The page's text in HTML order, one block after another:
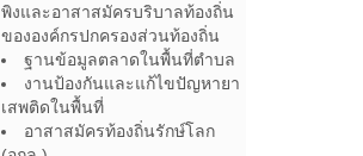
พิงและอาสาสมัครบริบาลท้องถิ่น
ขององค์กรปกครองส่วนท้องถิ่น
ฐานข้อมูลตลาดในพื้นที่ตำบล
งานป้องกันและแก้ไขปัญหายา
เสพติดในพื้นที่
อาสาสมัครท้องถิ่นรักษ์โลก